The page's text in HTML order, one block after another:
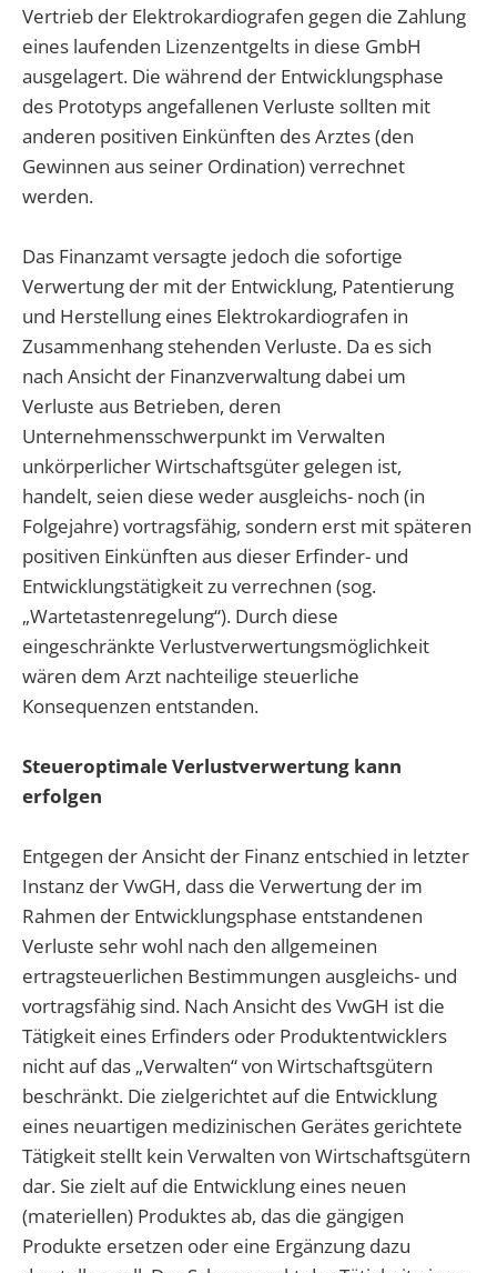
Vertrieb der Elektrokardiografen gegen die Zahlung
eines laufenden Lizenzentgelts in diese GmbH
ausgelagert. Die während der Entwicklungsphase
des Prototyps angefallenen Verluste sollten mit
anderen positiven Einkünften des Arztes (den
Gewinnen aus seiner Ordination) verrechnet
werden.
Das Finanzamt versagte jedoch die sofortige
Verwertung der mit der Entwicklung, Patentierung
und Herstellung eines Elektrokardiografen in
Zusammenhang stehenden Verluste. Da es sich
nach Ansicht der Finanzverwaltung dabei um
Verluste aus Betrieben, deren
Unternehmensschwerpunkt im Verwalten
unkörperlicher Wirtschaftsgüter gelegen ist,
handelt, seien diese weder ausgleichs- noch (in
Folgejahre) vortragsfähig, sondern erst mit späteren
positiven Einkünften aus dieser Erfinder- und
Entwicklungstätigkeit zu verrechnen (sog.
„Wartetastenregelung“). Durch diese
eingeschränkte Verlustverwertungsmöglichkeit
wären dem Arzt nachteilige steuerliche
Konsequenzen entstanden.
Steueroptimale Verlustverwertung kann
erfolgen
Entgegen der Ansicht der Finanz entschied in letzter
Instanz der VwGH, dass die Verwertung der im
Rahmen der Entwicklungsphase entstandenen
Verluste sehr wohl nach den allgemeinen
ertragsteuerlichen Bestimmungen ausgleichs- und
vortragsfähig sind. Nach Ansicht des VwGH ist die
Tätigkeit eines Erfinders oder Produktentwicklers
nicht auf das „Verwalten“ von Wirtschaftsgütern
beschränkt. Die zielgerichtet auf die Entwicklung
eines neuartigen medizinischen Gerätes gerichtete
Tätigkeit stellt kein Verwalten von Wirtschaftsgütern
dar. Sie zielt auf die Entwicklung eines neuen
(materiellen) Produktes ab, das die gängigen
Produkte ersetzen oder eine Ergänzung dazu